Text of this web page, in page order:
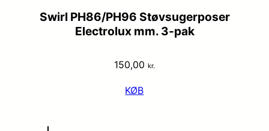
Swirl PH86/PH96 Støvsugerposer
Electrolux mm. 3-pak
150,00 kr.
KØB